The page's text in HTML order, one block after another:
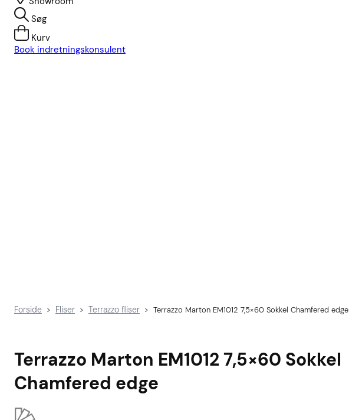
Søg
Kurv
Book indretningskonsulent
Forside > Fliser > Terrazzo fliser > Terrazzo Marton EM1012 7,5×60 Sokkel Chamfered edge
Terrazzo Marton EM1012 7,5×60 Sokkel
Chamfered edge